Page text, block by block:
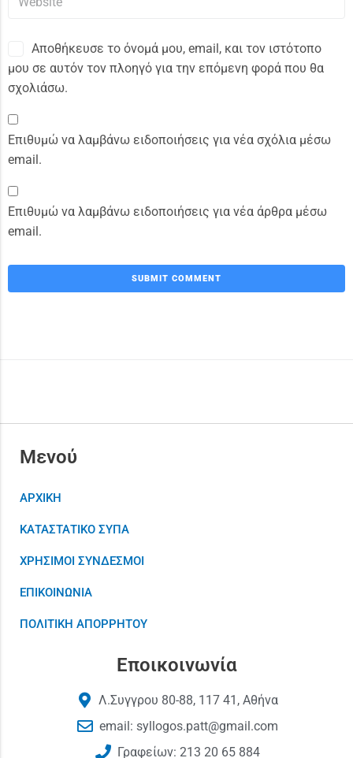
Αποθήκευσε το όνομά μου, email, και τον ιστότοπο
μου σε αυτόν τον πλοηγό για την επόμενη φορά που θα
σχολιάσω.
Επιθυμώ να λαμβάνω ειδοποιήσεις για νέα σχόλια μέσω
email.
Επιθυμώ να λαμβάνω ειδοποιήσεις για νέα άρθρα μέσω
email.
Μενού
ΑΡΧΙΚΗ
ΚΑΤΑΣΤΑΤΙΚΟ ΣΥΠΑ
ΧΡΗΣΙΜΟΙ ΣΥΝΔΕΣΜΟΙ
ΕΠΙΚΟΙΝΩΝΙΑ
ΠΟΛΙΤΙΚΗ ΑΠΟΡΡΗΤΟΥ
Εποικοινωνία
Λ.Συγγρου 80-88, 117 41, Αθήνα
email: syllogos.patt@gmail.com
Γραφείων: 213 20 65 884